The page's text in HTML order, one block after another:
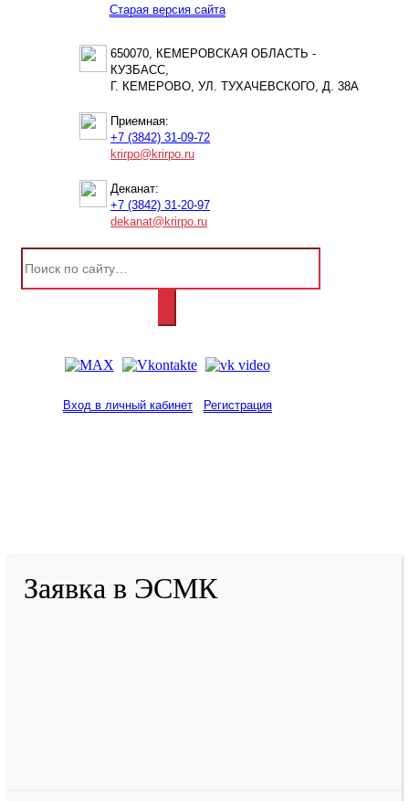
Старая версия сайта
650070, КЕМЕРОВСКАЯ ОБЛАСТЬ -
КУЗБАСС,
Г. КЕМЕРОВО, УЛ. ТУХАЧЕВСКОГО, Д. 38А
Приемная:
+7 (3842) 31-09-72
krirpo@krirpo.ru
Деканат:
+7 (3842) 31-20-97
dekanat@krirpo.ru
Вход в личный кабинет Регистрация
Заявка в ЭСМК